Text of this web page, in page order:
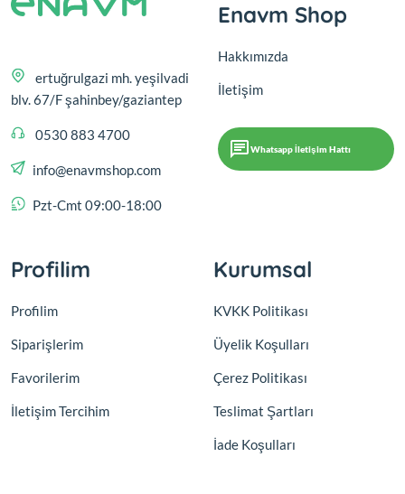
ertuğrulgazi mh. yeşilvadi
blv. 67/F şahinbey/gaziantep
0530 883 4700
info@enavmshop.com
Pzt-Cmt 09:00-18:00
Enavm Shop
Hakkımızda
İletişim
Whatsapp İletişim Hattı
Profilim
Profilim
Siparişlerim
Favorilerim
İletişim Tercihim
Kurumsal
KVKK Politikası
Üyelik Koşulları
Çerez Politikası
Teslimat Şartları
İade Koşulları